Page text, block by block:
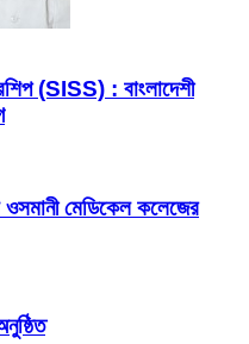
(SISS) : বাংলাদেশী
মেডিকেল কলেজের